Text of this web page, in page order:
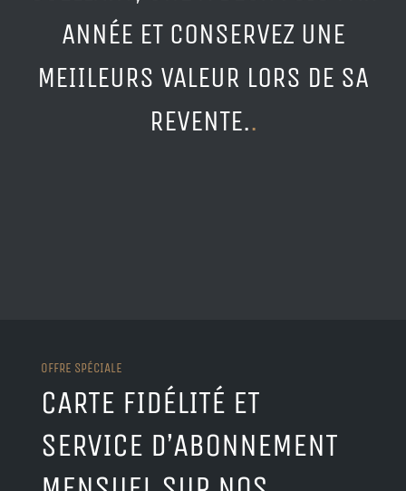
ANNÉE ET CONSERVEZ UNE
MEIILEURS VALEUR LORS DE SA
REVENTE..
OFFRE SPÉCIALE
CARTE FIDÉLITÉ ET
SERVICE D’ABONNEMENT